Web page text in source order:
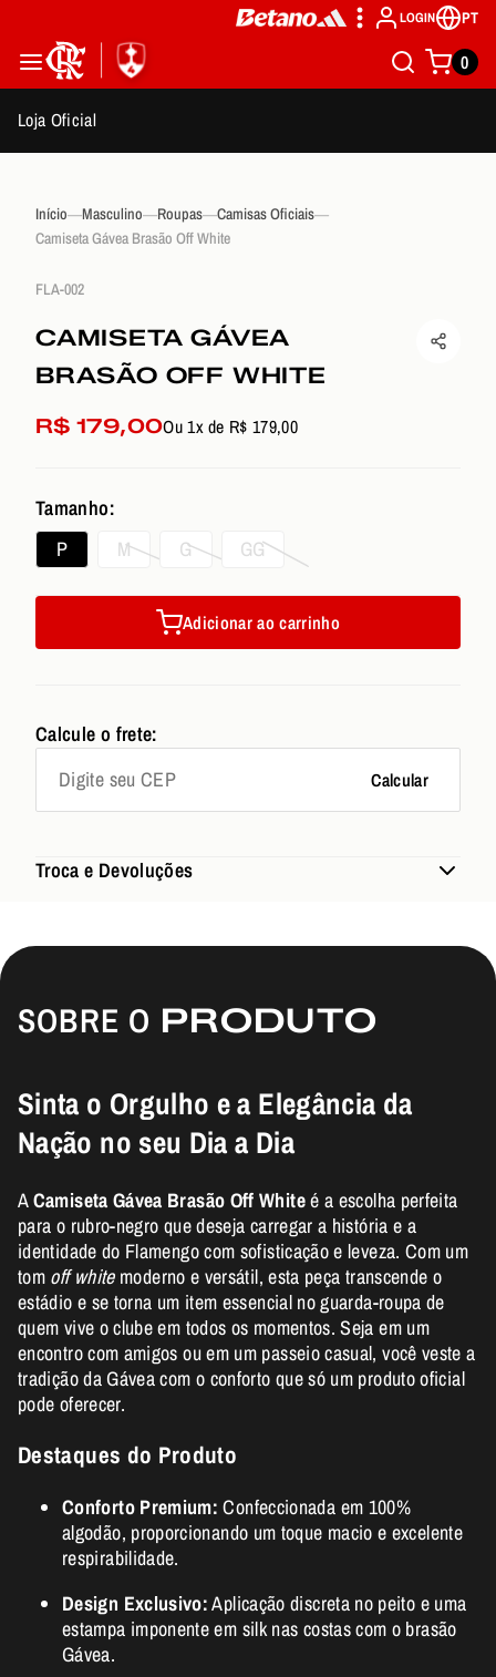
LOGIN PT
0
Loja Oficial
Início Masculino Roupas
Camisas Oficiais
Camiseta Gávea Brasão Off White
FLA-002
CAMISETA GÁVEA
BRASÃO OFF WHITE
R$ 179,00Ou 1x de R$ 179,00
Tamanho:
P
M G GG
Adicionar ao carrinho
Calcule o frete:
Calcular
Troca e Devoluções
SOBRE O PRODUTO
Sinta o Orgulho e a Elegância da
Nação no seu Dia a Dia
ACamiseta Gávea Brasão Off Whiteé a escolha perfeita
para o rubro-negro que deseja carregar a história e a
identidade do Flamengo com sofisticação e leveza. Com um
tom off whitemoderno e versátil, esta peça transcende o
estádio e se torna um item essencial no guarda-roupa de
quem vive o clube em todos os momentos. Seja em um
encontro com amigos ou em um passeio casual, você veste a
tradição da Gávea com o conforto que só um produto oficial
pode oferecer.
Destaques do Produto
Conforto Premium: Confeccionada em 100%
algodão, proporcionando um toque macio e excelente
respirabilidade.
Design Exclusivo:Aplicação discreta no peito e uma
estampa imponente em silk nas costas com o brasão
Gávea.